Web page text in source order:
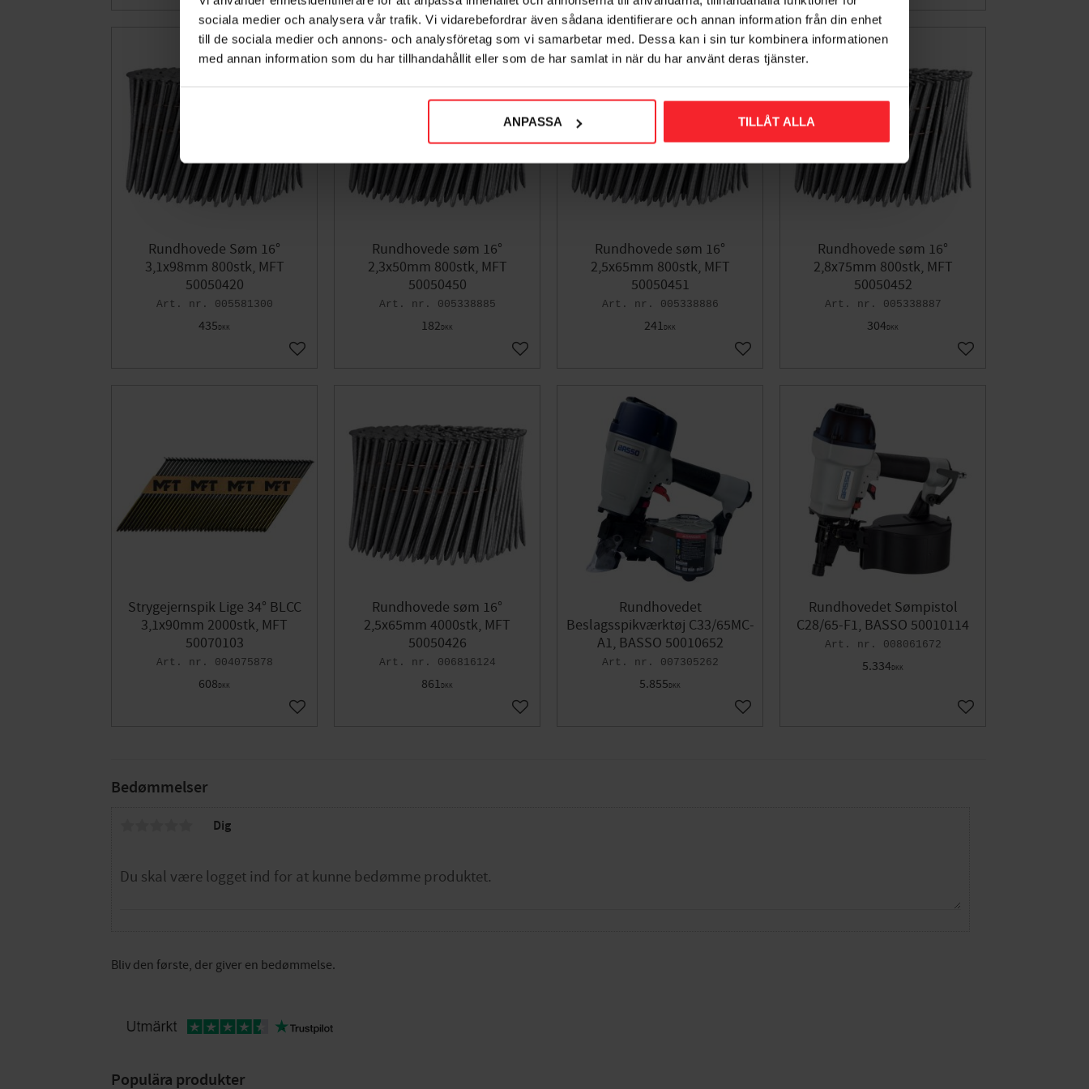
sociala medier och analysera vår trafik. Vi vidarebefordrar även sådana identifierare och annan information från din enhet
till de sociala medier och annons- och analysföretag som vi samarbetar med. Dessa kan i sin tur kombinera informationen
med annan information som du har tillhandahållit eller som de har samlat in när du har använt deras tjänster.
ANPASSA TILLÅT ALLA
Bedømmelser
Dig
Bliv den første, der giver en bedømmelse.
Rundhovede Søm 16°
3,1x98mm 800stk, MFT
50050420
005581300
435DKK
Gem som favorit
Rundhovede søm 16°
2,3x50mm 800stk, MFT
50050450
005338885
182DKK
Gem som favorit
Rundhovede søm 16°
2,5x65mm 800stk, MFT
50050451
005338886
241DKK
Gem som favorit
Rundhovede søm 16°
2,8x75mm 800stk, MFT
50050452
005338887
304DKK
Gem som favorit
Strygejernspik Lige 34° BLCC
3,1x90mm 2000stk, MFT
50070103
004075878
608DKK
Gem som favorit
Rundhovede søm 16°
2,5x65mm 4000stk, MFT
50050426
006816124
861DKK
Gem som favorit
Rundhovedet
Beslagsspikværktøj C33/65MC-
A1, BASSO 50010652
007305262
5.855DKK
Gem som favorit
Rundhovedet Sømpistol
C28/65-F1, BASSO 50010114
008061672
5.334DKK
Gem som favorit
Populära produkter